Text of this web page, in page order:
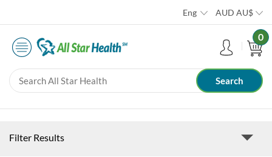
Eng AUD AU$
0
Filter Results